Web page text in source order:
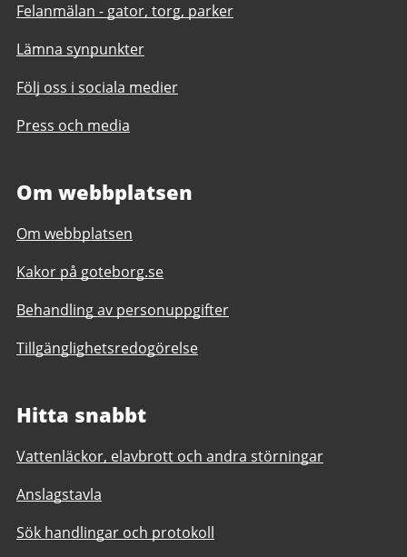
Felanmälan - gator, torg, parker
Lämna synpunkter
Följ oss i sociala medier
Press och media
Om webbplatsen
Om webbplatsen
Kakor på goteborg.se
Behandling av personuppgifter
Tillgänglighetsredogörelse
Hitta snabbt
Vattenläckor, elavbrott och andra störningar
Anslagstavla
Sök handlingar och protokoll